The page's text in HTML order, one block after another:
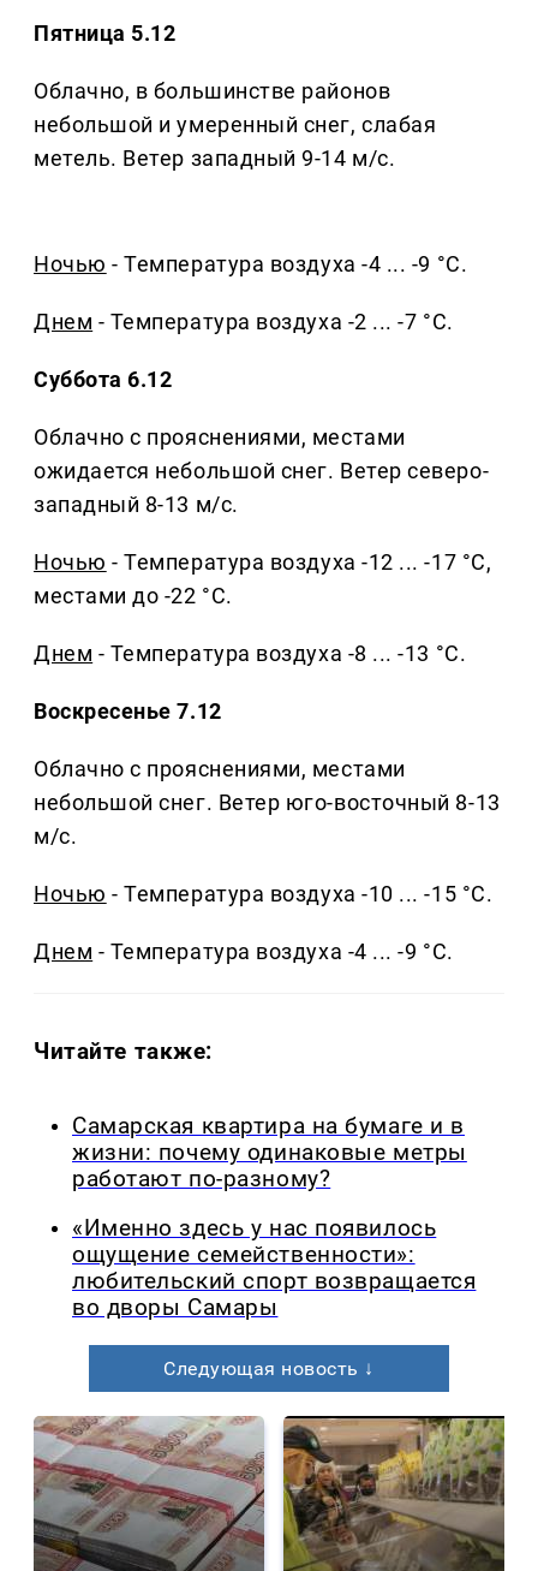
Пятница 5.12
Облачно, в большинстве районов
небольшой и умеренный снег, слабая
метель. Ветер западный 9-14 м/с.
Ночью - Температура воздуха -4 ... -9 °C.
Днем - Температура воздуха -2 ... -7 °C.
Суббота 6.12
Облачно с прояснениями, местами
ожидается небольшой снег. Ветер северо-
западный 8-13 м/с.
Ночью - Температура воздуха -12 ... -17 °C,
местами до -22 °C.
Днем - Температура воздуха -8 ... -13 °C.
Воскресенье 7.12
Облачно с прояснениями, местами
небольшой снег. Ветер юго-восточный 8-13
м/с.
Ночью - Температура воздуха -10 ... -15 °C.
Днем - Температура воздуха -4 ... -9 °C.
Читайте также:
Самарская квартира на бумаге и в
жизни: почему одинаковые метры
работают по-разному?
«Именно здесь у нас появилось
ощущение семейственности»:
любительский спорт возвращается
во дворы Самары
Следующая новость ↓